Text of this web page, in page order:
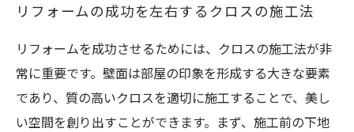
リフォームの成功を左右するクロスの施工法
リフォームを成功させるためには、クロスの施工法が非
常に重要です。壁面は部屋の印象を形成する大きな要素
であり、質の高いクロスを適切に施工することで、美し
い空間を創り出すことができます。まず、施工前の下地